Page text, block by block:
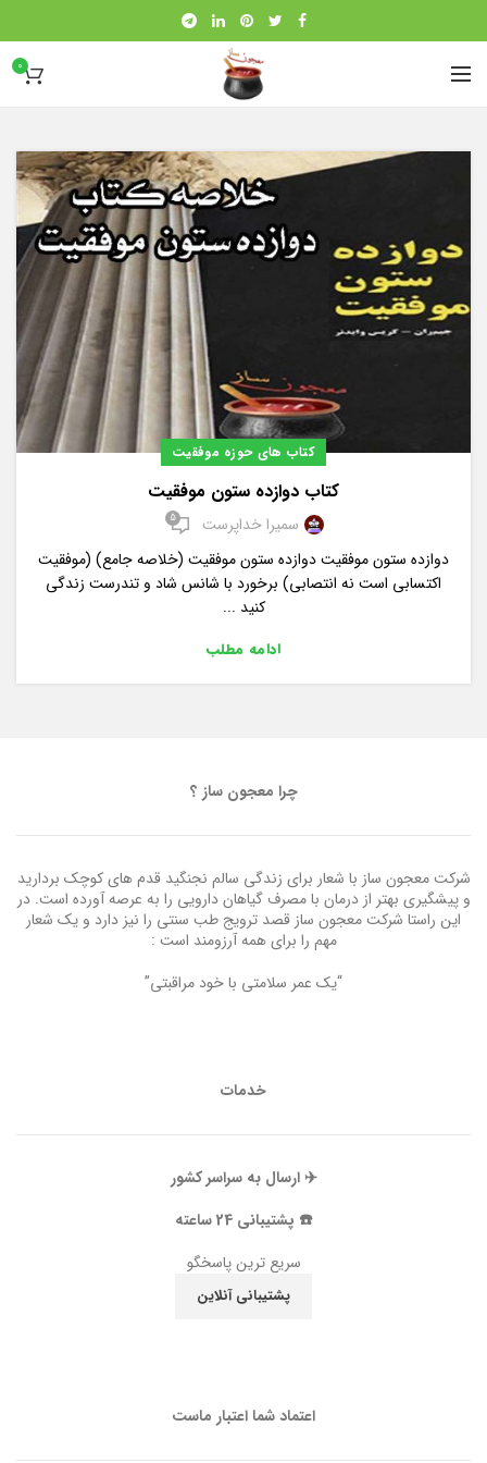
0
کتاب های حوزه موفقیت
کتاب دوازده ستون موفقیت
سمیرا خداپرست 5
دوازده ستون موفقیت دوازده ستون موفقیت (خلاصه جامع) (موفقیت
اکتسابی است نه انتصابی) برخورد با شانس شاد و تندرست زندگی
کنید ...
ادامه مطلب
چرا معجون ساز ؟
شرکت معجون ساز با شعار برای زندگی سالم نجنگید قدم های کوچک بردارید
و پیشگیری بهتر از درمان با مصرف گیاهان دارویی را به عرصه آورده است. در
این راستا شرکت معجون ساز قصد ترویج طب سنتی را نیز دارد و یک شعار
مهم را برای همه آرزومند است :
“یک عمر سلامتی با خود مراقبتی”
خدمات
✈️ ارسال به سراسر کشور
☎️ پشتیبانی 24 ساعته
سریع ترین پاسخگو
پشتیبانی آنلاین
اعتماد شما اعتبار ماست